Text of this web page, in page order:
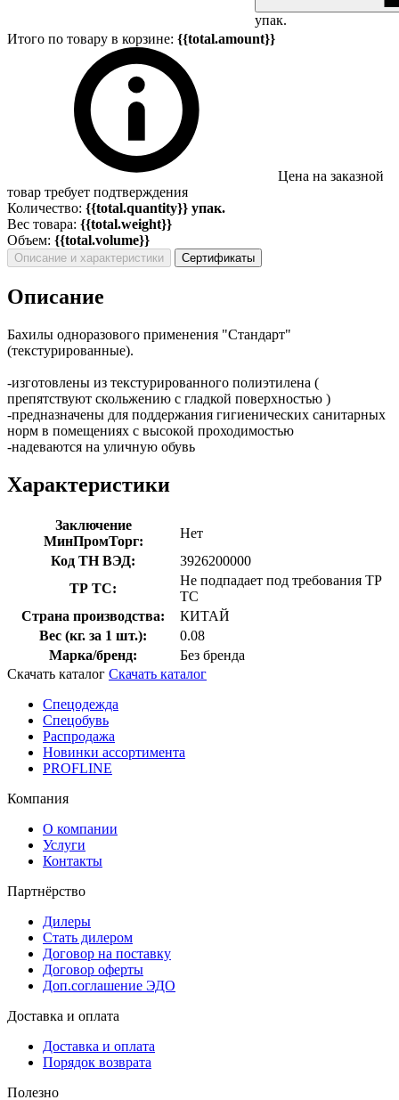
упак.
Итого по товару в корзине: {{total.amount}}
Цена на заказной
товар требует подтверждения
Количество: {{total.quantity}} упак.
Вес товара: {{total.weight}}
Объем: {{total.volume}}
Описание и характеристики Сертификаты
Описание
Бахилы одноразового применения "Стандарт"
(текстурированные).
-изготовлены из текстурированного полиэтилена (
препятствуют скольжению с гладкой поверхностью )
-предназначены для поддержания гигиенических санитарных
норм в помещениях с высокой проходимостью
-надеваются на уличную обувь
Характеристики
Заключение
МинПромТорг:
Нет
Код ТН ВЭД:
3926200000
ТР ТС:
Не подпадает под требования ТР
ТС
Страна производства:
КИТАЙ
Вес (кг. за 1 шт.):
0.08
Марка/бренд:
Без бренда
Скачать каталог Скачать каталог
Спецодежда
Спецобувь
Распродажа
Новинки ассортимента
PROFLINE
Компания
О компании
Услуги
Контакты
Партнёрство
Дилеры
Стать дилером
Договор на поставку
Договор оферты
Доп.соглашение ЭДО
Доставка и оплата
Доставка и оплата
Порядок возврата
Полезно